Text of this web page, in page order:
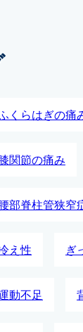
くらはぎの痛
関節の痛み
部脊柱管狭窄
え性 ぎ
動不足